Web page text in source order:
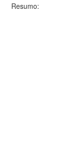
Resumo: